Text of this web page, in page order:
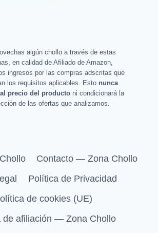
algún chollo a través de estas
en calidad de Afiliado de Amazon,
ingresos por las compras adscritas que
los requisitos aplicables. Esto nunca
precio del producto ni condicionará la
de las ofertas que analizamos.
Contacto — Zona Chollo
Política de Privacidad
de cookies (UE)
de afiliación — Zona Chollo